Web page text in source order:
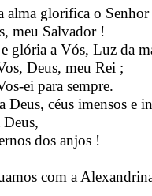
alma glorifica o
meu Salvador !
glória a Vós, Luz da
Deus, meu Rei ;
ei para sempre.
Deus, céus imensos e
dos anjos !
com a